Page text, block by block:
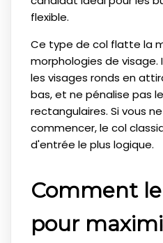
flexible.
Ce type de col flatte la
morphologies de visage.
les visages ronds en
bas, et ne pénalise pas
rectangulaires. Si vous
commencer, le col
d'entrée le plus logique.
Comment
pour